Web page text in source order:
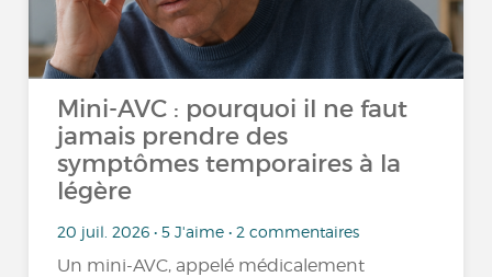
Mini-AVC : pourquoi il ne faut
jamais prendre des
symptômes temporaires à la
légère
20 juil. 2026 • 5 J'aime • 2 commentaires
Un mini-AVC, appelé médicalement